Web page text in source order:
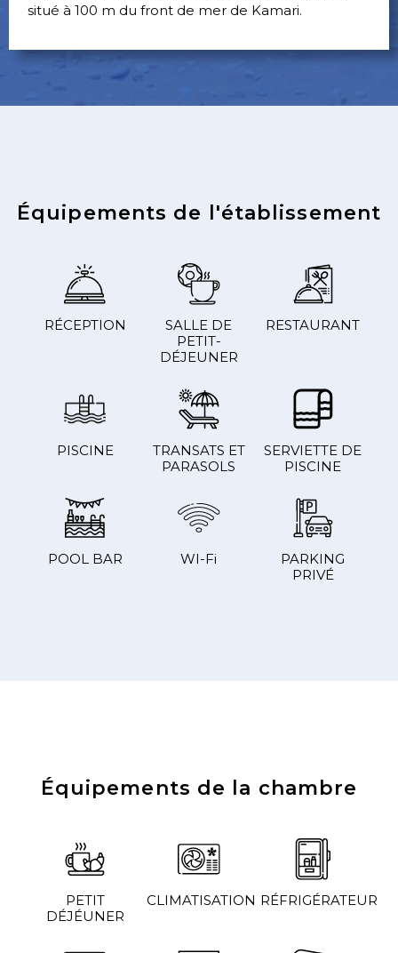
situé à 100 m du front de mer de Kamari.
Équipements de l'établissement
RÉCEPTION
SALLE DE
PETIT-
DÉJEUNER
RESTAURANT
PISCINE
TRANSATS ET
PARASOLS
SERVIETTE DE
PISCINE
POOL BAR WI-Fi
PARKING
PRIVÉ
Équipements de la chambre
PETIT
DÉJÉUNER
CLIMATISATION RÉFRIGÉRATEUR